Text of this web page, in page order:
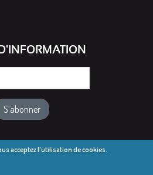
acceptez l'utilisation de cookies.